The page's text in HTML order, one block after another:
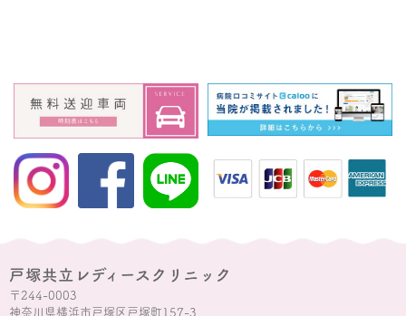
戸塚共立レディースクリニック
〒244-0003
神奈川県横浜市戸塚区戸塚町157-3